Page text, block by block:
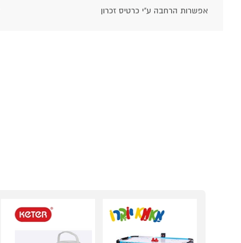
אפשרות הרחבה ע"י כרטיס זכרון